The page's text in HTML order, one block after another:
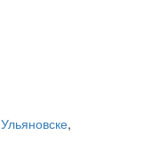
Ульяновске,